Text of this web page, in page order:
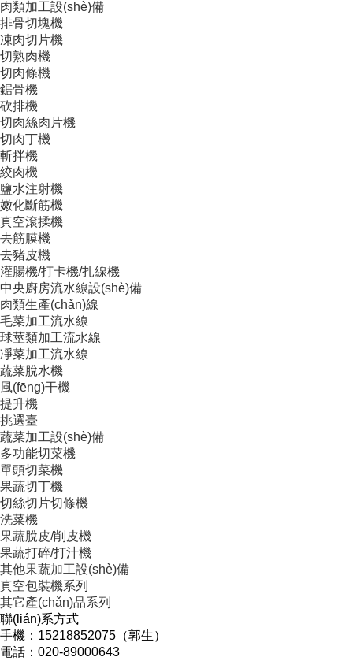
肉類加工設(shè)備
排骨切塊機
凍肉切片機
切熟肉機
切肉條機
鋸骨機
砍排機
切肉絲肉片機
切肉丁機
斬拌機
絞肉機
鹽水注射機
嫩化斷筋機
真空滾揉機
去筋膜機
去豬皮機
灌腸機/打卡機/扎線機
中央廚房流水線設(shè)備
肉類生產(chǎn)線
毛菜加工流水線
球莖類加工流水線
凈菜加工流水線
蔬菜脫水機
風(fēng)干機
提升機
挑選臺
蔬菜加工設(shè)備
多功能切菜機
單頭切菜機
果蔬切丁機
切絲切片切條機
洗菜機
果蔬脫皮/削皮機
果蔬打碎/打汁機
其他果蔬加工設(shè)備
真空包裝機系列
其它產(chǎn)品系列
聯(lián)系方式
手機：15218852075（郭生）
電話：020-89000643